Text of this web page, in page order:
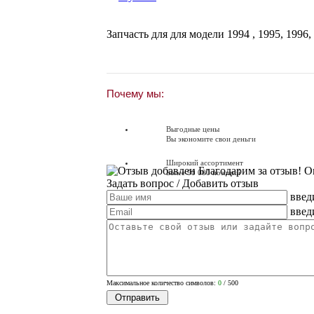
Запчасть для для модели 1994 , 1995, 1996,
Почему мы:
Выгодные цены
Вы экономите свои деньги
Широкий ассортимент
Более 90 000 позиций
Доставка по России от 250 руб.
Вопросы? Звоните!
Благодарим за отзыв!
Задать вопрос / Добавить отзыв
Максимальное количество символов: 0 / 500